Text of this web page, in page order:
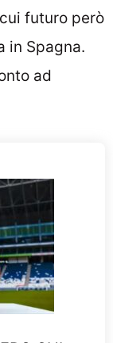
futuro però
in Spagna.
ad